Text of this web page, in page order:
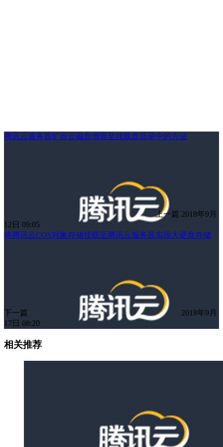
腾讯云服务器扩容云磁盘增容至挂载盘目录中的方法
上一篇 2018年9月
12日 09:05
将腾讯云COS对象存储挂载至腾讯云服务器实现大硬盘存储
下一篇
2018年9月
17日 08:20
相关推荐